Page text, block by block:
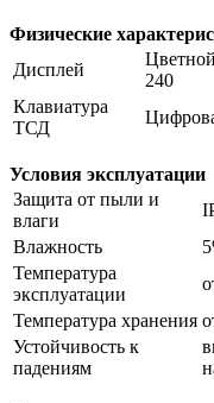
Физические
Дисплей
240
Клавиатура
ТСД
Условия эксплуатации
Защита от пыли и
влаги
Влажность
Температура
эксплуатации
Температура хранения
Устойчивость к
падениям